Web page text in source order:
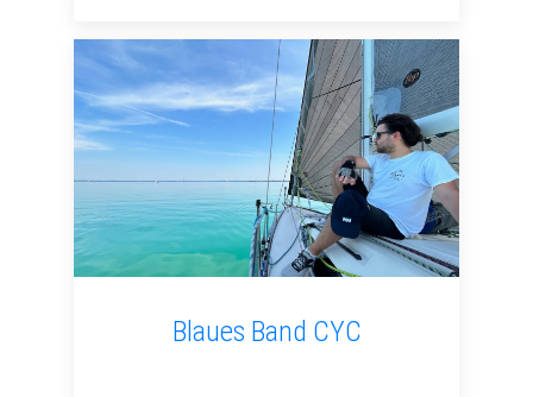
Blaues Band CYC